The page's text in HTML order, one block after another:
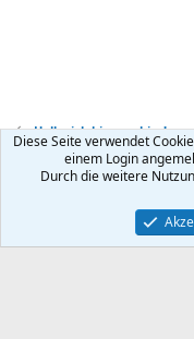
Hallo, ich bin neu hier!
Kontakt
Community platform by
Diese Seite verwendet
einem Login
Durch die weitere